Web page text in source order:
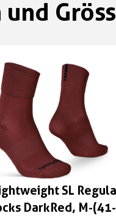
und
SL
DarkRed, M-